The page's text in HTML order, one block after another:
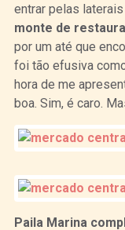
entrar pelas
monte de
por um até que
foi tão efusiva
hora de me
boa. Sim, é caro.
Paila Marina